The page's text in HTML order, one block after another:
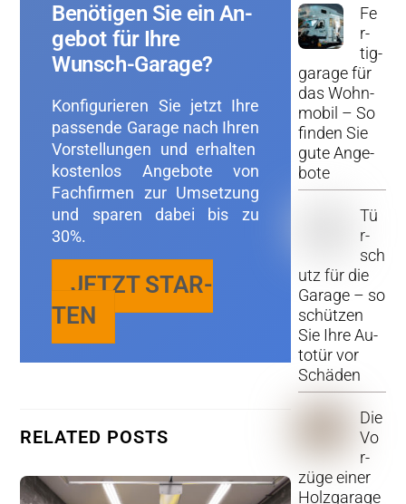
Be­nö­ti­gen Sie ein An­
ge­bot für Ihre
Wunsch-Ga­ra­ge?
Kon­fi­gu­rie­ren Sie jetzt Ihre
pas­sen­de Ga­ra­ge nach Ihren
Vor­stel­lun­gen und er­hal­ten
kos­ten­los An­ge­bo­te von
Fach­fir­men zur Um­set­zung
und spa­ren dabei bis zu
30%.
JETZT STAR­
TEN
RE­LA­TED POSTS
Fe
r­
tig­
ga­ra­ge für
das Wohn­
mo­bil – So
fin­den Sie
gute An­ge­
bo­te
Tü
r­
sch
utz für die
Ga­ra­ge – so
schüt­zen
Sie Ihre Au­
to­tür vor
Schä­den
Die
Vo
r­
zü­ge einer
Holz­ga­ra­ge